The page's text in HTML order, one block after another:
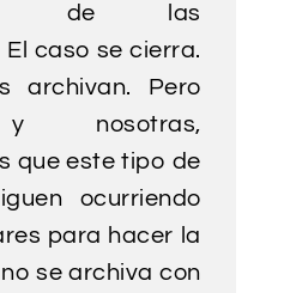
de las
caso se cierra.
archivan. Pero
nosotras,
que este tipo de
ocurriendo
para hacer la
se archiva con